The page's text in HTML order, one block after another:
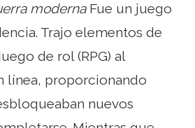
modernaFue un juego
Trajo elementos de
de rol (RPG) al
línea, proporcionando
nuevos